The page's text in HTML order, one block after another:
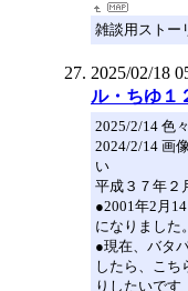
雑談用ストー
2025/02/18
ル・ちゆ１
2025/2/14 色
2024/2/14 画
い
平成３７年２
●2001年2月
になりました
●現在、バタ
したら、こち
りしたいです